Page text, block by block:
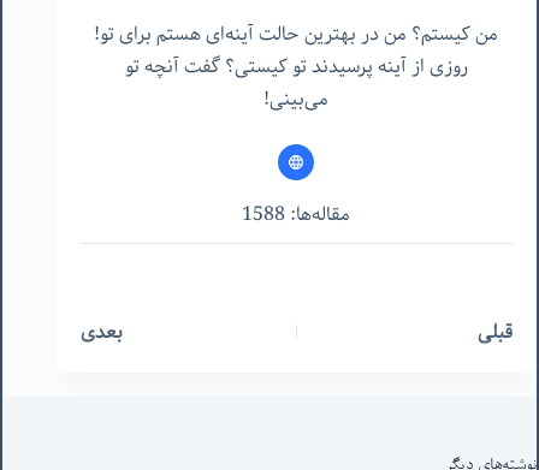
من کیستم؟ من در بهترین حالت آینه‌ای هستم برای تو!
روزی از آینه پرسیدند تو کیستی؟ گفت آنچه تو
می‌بینی!
مقاله‌ها: 1588
قبلی بعدی